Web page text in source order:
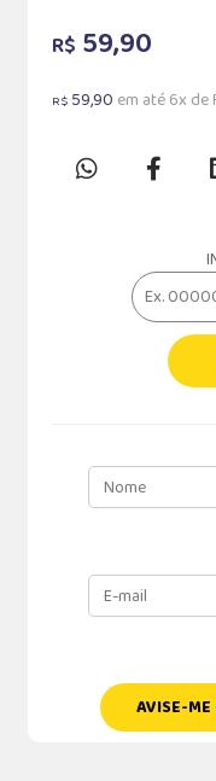
R$ 59,90
R$ 59,90 em até 6x de
AVISE-